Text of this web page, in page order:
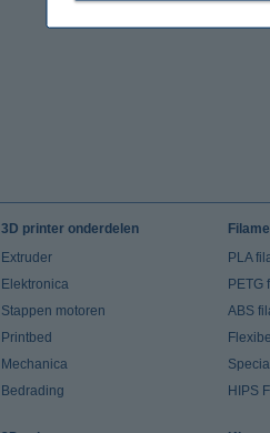
3D printer onderdelen
Extruder
Elektronica
Stappen motoren
Printbed
Mechanica
Bedrading
PLA
PETG
ABS
HIPS